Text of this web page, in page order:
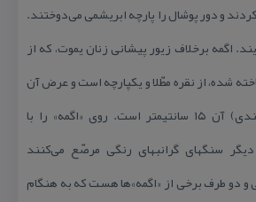
و دور پوشال را پارچه ابریشمی می‌دوختند.
اگمه برخلاف زیور پیشانی زنان یموت، كه از
شده، از نقره مطّلا و یكپارچه است و عرض آن
معمولاً ۳۳ و ارتفاع (بلندی) آن ۱۵ سانتیمتر است. روی «اگمه» را با
سنگهای گرانبهای رنگی مرصّع می‌كنند
و دو طرف برخی از «اگمه»ها هست كه به هنگام